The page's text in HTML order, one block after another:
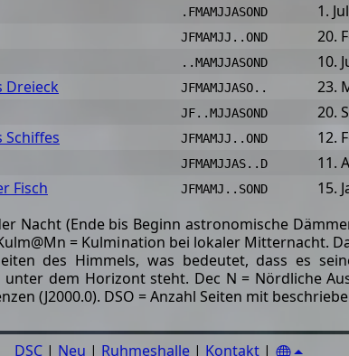
.FMAMJJASOND 1.
JFMAMJJ..OND 20.
..MAMJJASOND 10.
Dreieck JFMAMJJASO.. 23.
JF..MJJASOND 20.
Schiffes JFMAMJJ..OND 12.
JFMAMJJAS..D 11.
Fisch JFMAMJ..SOND 15.
Nacht (Ende bis Beginn astronomische
Kulm@Mn = Kulmination bei lokaler Mitternacht.
des Himmels, was bedeutet, dass es
dem Horizont steht. Dec N = Nördliche
(J2000.0). DSO = Anzahl Seiten mit
DSC | Neu | Ruhmeshalle | Kontakt |